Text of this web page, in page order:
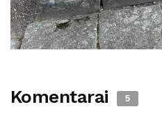
Komentarai 5